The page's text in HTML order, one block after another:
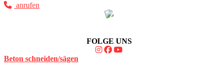
anrufen
FOLGE UNS
Beton schneiden/sägen